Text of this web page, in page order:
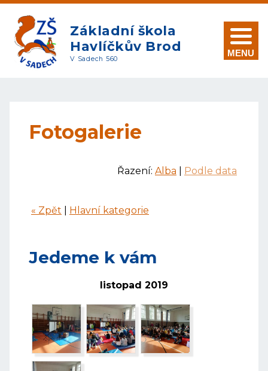
Základní škola
Havlíčkův Brod
V Sadech 560
MENU
Fotogalerie
Řazení: Alba Podle data
« Zpět Hlavní kategorie
Jedeme k vám
listopad 2019